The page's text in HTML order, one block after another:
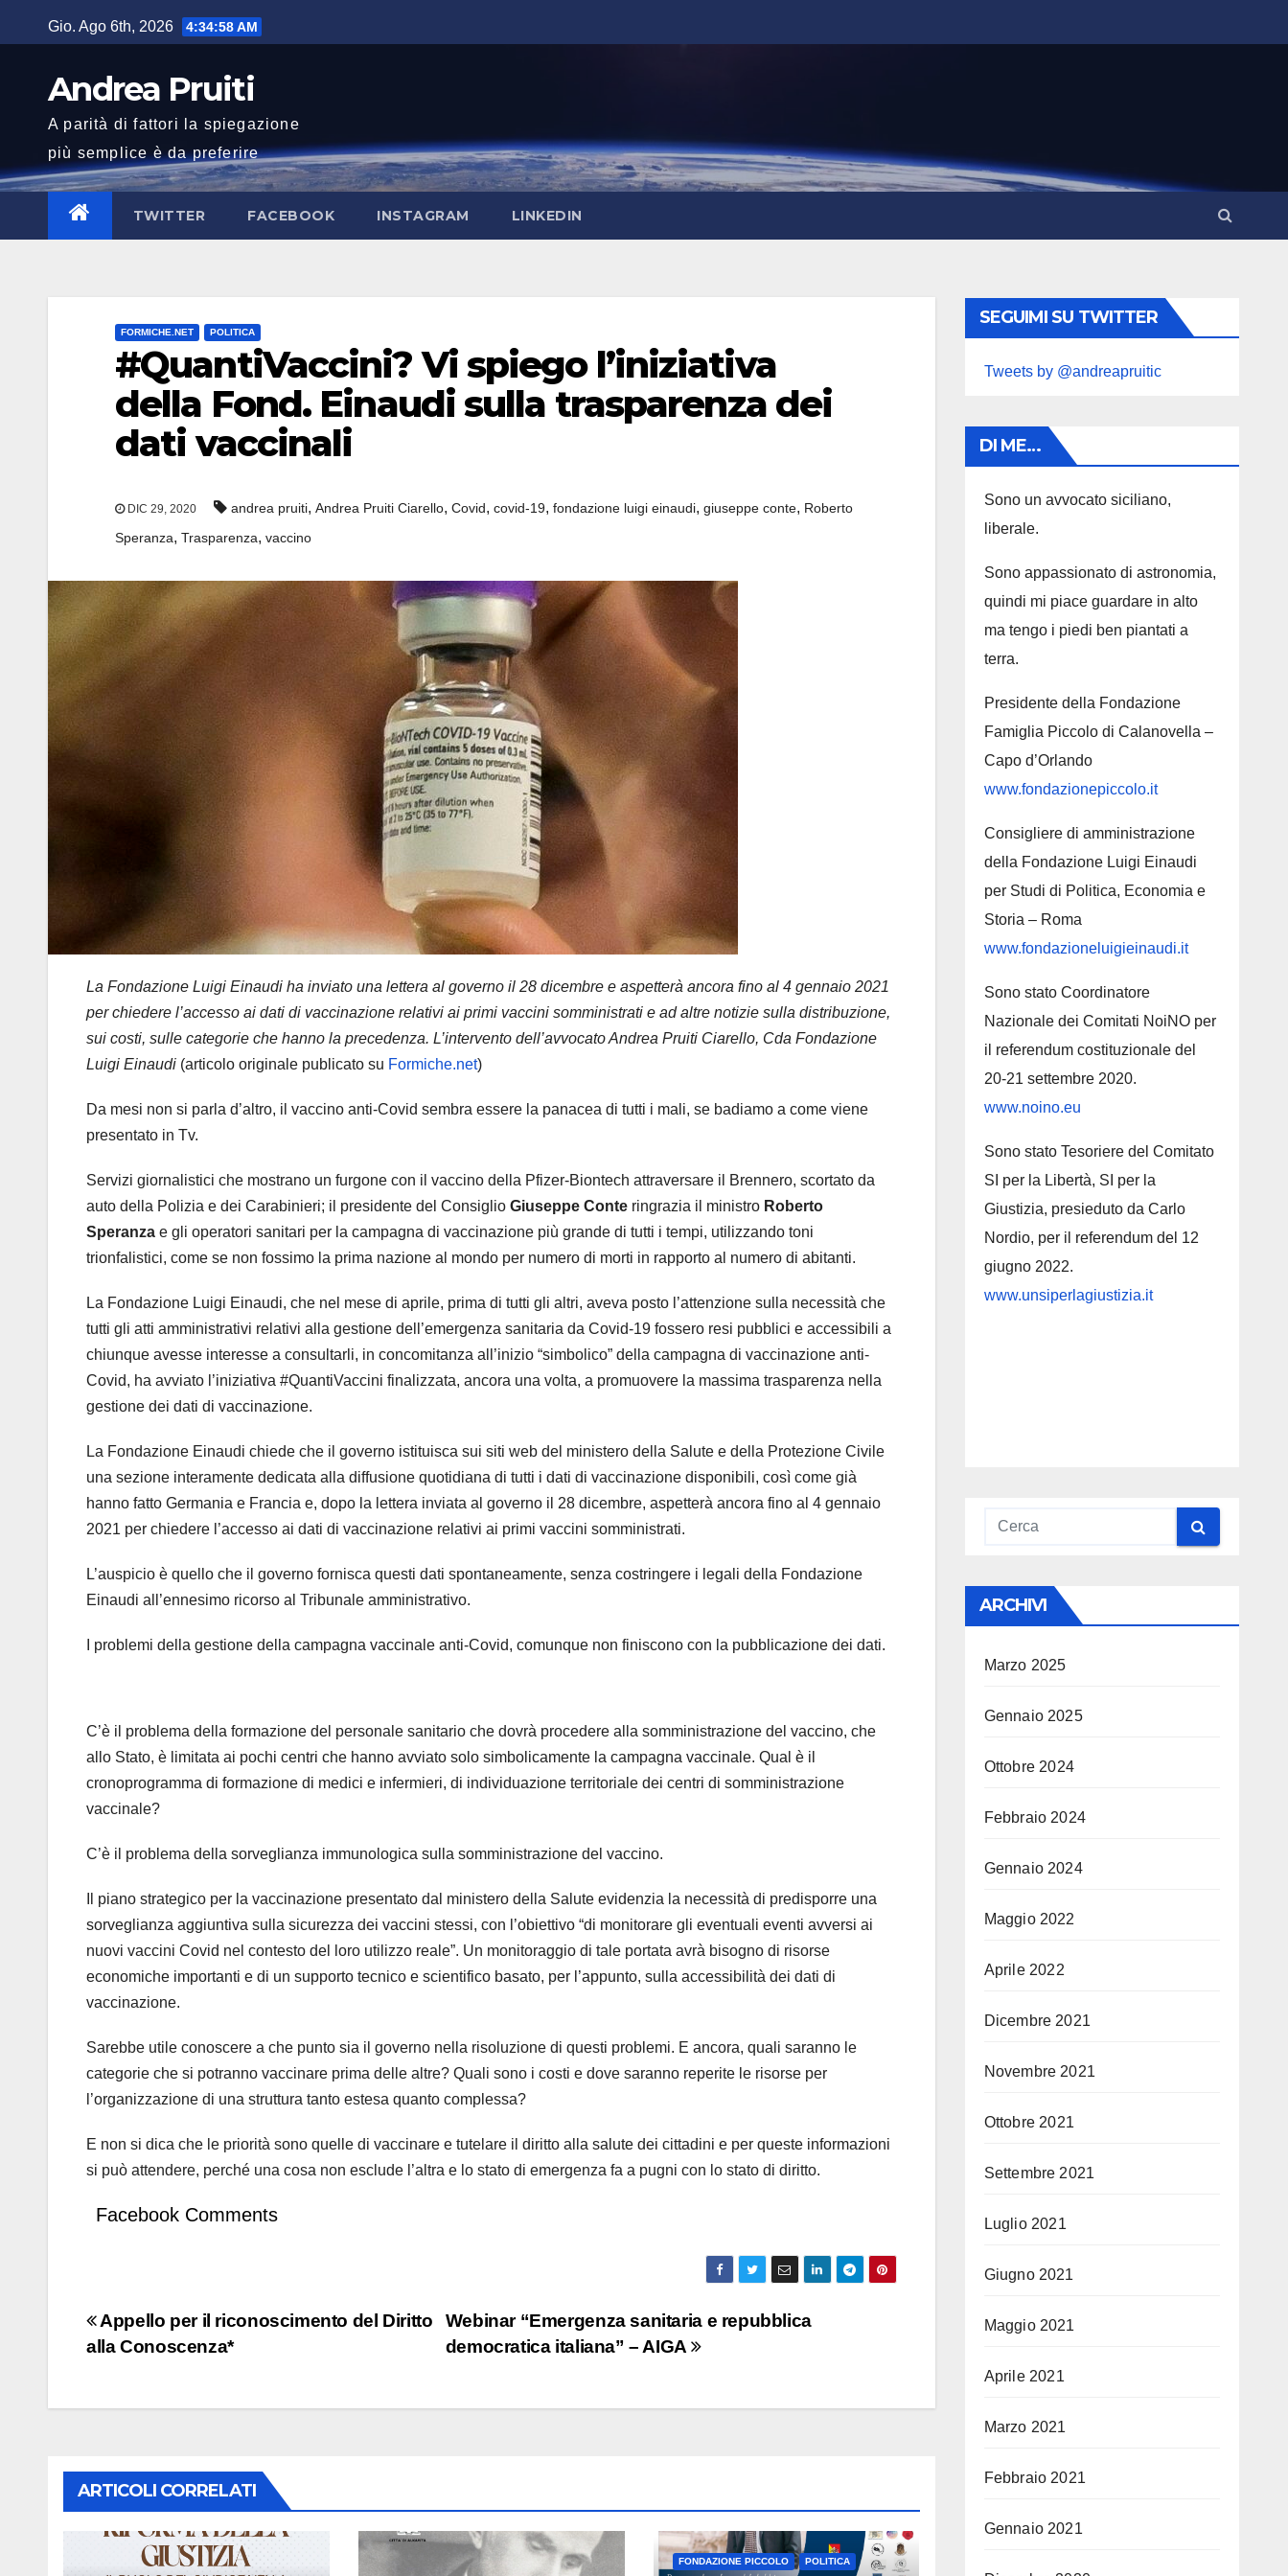
al
Gio. Ago 6th, 2026 4:34:59 AM
Andrea Pruiti
A parità di fattori la spiegazione
più semplice è da preferire
TWITTER FACEBOOK INSTAGRAM LINKEDIN
FORMICHE.NET POLITICA
#QuantiVaccini? Vi spiego l’iniziativa
della Fond. Einaudi sulla trasparenza dei
dati vaccinali
DIC 29, 2020 andrea pruiti, Andrea Pruiti Ciarello, Covid, covid-19, fondazione luigi einaudi, giuseppe conte, Roberto
Speranza, Trasparenza, vaccino
La Fondazione Luigi Einaudi ha inviato una lettera al governo il 28 dicembre e aspetterà ancora fino al 4 gennaio 2021
per chiedere l’accesso ai dati di vaccinazione relativi ai primi vaccini somministrati e ad altre notizie sulla distribuzione,
sui costi, sulle categorie che hanno la precedenza. L’intervento dell’avvocato Andrea Pruiti Ciarello, Cda Fondazione
Luigi Einaudi (articolo originale publicato su Formiche.net)
Da mesi non si parla d’altro, il vaccino anti-Covid sembra essere la panacea di tutti i mali, se badiamo a come viene
presentato in Tv.
Servizi giornalistici che mostrano un furgone con il vaccino della Pfizer-Biontech attraversare il Brennero, scortato da
auto della Polizia e dei Carabinieri; il presidente del Consiglio Giuseppe Conte ringrazia il ministro Roberto
Speranza e gli operatori sanitari per la campagna di vaccinazione più grande di tutti i tempi, utilizzando toni
trionfalistici, come se non fossimo la prima nazione al mondo per numero di morti in rapporto al numero di abitanti.
La Fondazione Luigi Einaudi, che nel mese di aprile, prima di tutti gli altri, aveva posto l’attenzione sulla necessità che
tutti gli atti amministrativi relativi alla gestione dell’emergenza sanitaria da Covid-19 fossero resi pubblici e accessibili a
chiunque avesse interesse a consultarli, in concomitanza all’inizio “simbolico” della campagna di vaccinazione anti-
Covid, ha avviato l’iniziativa #QuantiVaccini finalizzata, ancora una volta, a promuovere la massima trasparenza nella
gestione dei dati di vaccinazione.
La Fondazione Einaudi chiede che il governo istituisca sui siti web del ministero della Salute e della Protezione Civile
una sezione interamente dedicata alla diffusione quotidiana di tutti i dati di vaccinazione disponibili, così come già
hanno fatto Germania e Francia e, dopo la lettera inviata al governo il 28 dicembre, aspetterà ancora fino al 4 gennaio
2021 per chiedere l’accesso ai dati di vaccinazione relativi ai primi vaccini somministrati.
L’auspicio è quello che il governo fornisca questi dati spontaneamente, senza costringere i legali della Fondazione
Einaudi all’ennesimo ricorso al Tribunale amministrativo.
I problemi della gestione della campagna vaccinale anti-Covid, comunque non finiscono con la pubblicazione dei dati.
C’è il problema della formazione del personale sanitario che dovrà procedere alla somministrazione del vaccino, che
allo Stato, è limitata ai pochi centri che hanno avviato solo simbolicamente la campagna vaccinale. Qual è il
cronoprogramma di formazione di medici e infermieri, di individuazione territoriale dei centri di somministrazione
vaccinale?
C’è il problema della sorveglianza immunologica sulla somministrazione del vaccino.
Il piano strategico per la vaccinazione presentato dal ministero della Salute evidenzia la necessità di predisporre una
sorveglianza aggiuntiva sulla sicurezza dei vaccini stessi, con l’obiettivo “di monitorare gli eventuali eventi avversi ai
nuovi vaccini Covid nel contesto del loro utilizzo reale”. Un monitoraggio di tale portata avrà bisogno di risorse
economiche importanti e di un supporto tecnico e scientifico basato, per l’appunto, sulla accessibilità dei dati di
vaccinazione.
Sarebbe utile conoscere a che punto sia il governo nella risoluzione di questi problemi. E ancora, quali saranno le
categorie che si potranno vaccinare prima delle altre? Quali sono i costi e dove saranno reperite le risorse per
l’organizzazione di una struttura tanto estesa quanto complessa?
E non si dica che le priorità sono quelle di vaccinare e tutelare il diritto alla salute dei cittadini e per queste informazioni
si può attendere, perché una cosa non esclude l’altra e lo stato di emergenza fa a pugni con lo stato di diritto.
Facebook Comments
Navigazione
Webinar “Emergenza sanitaria e repubblica
democratica italiana” – AIGA
Appello per il riconoscimento del Diritto
alla Conoscenza*
ARTICOLI CORRELATI
FONDAZIONE PICCOLO POLITICA
SEGUIMI SU TWITTER
Tweets by @andreapruitic
DI ME…
Sono un avvocato siciliano,
liberale.
Sono appassionato di astronomia,
quindi mi piace guardare in alto
ma tengo i piedi ben piantati a
terra.
Presidente della Fondazione
Famiglia Piccolo di Calanovella –
Capo d’Orlando
www.fondazionepiccolo.it
Consigliere di amministrazione
della Fondazione Luigi Einaudi
per Studi di Politica, Economia e
Storia – Roma
www.fondazioneluigieinaudi.it
Sono stato Coordinatore
Nazionale dei Comitati NoiNO per
il referendum costituzionale del
20-21 settembre 2020.
www.noino.eu
Sono stato Tesoriere del Comitato
SI per la Libertà, SI per la
Giustizia, presieduto da Carlo
Nordio, per il referendum del 12
giugno 2022.
www.unsiperlagiustizia.it
ARCHIVI
Marzo 2025
Gennaio 2025
Ottobre 2024
Febbraio 2024
Gennaio 2024
Maggio 2022
Aprile 2022
Dicembre 2021
Novembre 2021
Ottobre 2021
Settembre 2021
Luglio 2021
Giugno 2021
Maggio 2021
Aprile 2021
Marzo 2021
Febbraio 2021
Gennaio 2021